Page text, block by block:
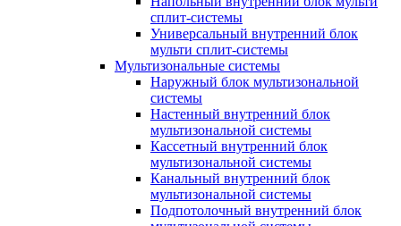
сплит-системы
Универсальный внутренний блок
мульти сплит-системы
Мультизональные системы
Наружный блок мультизональной
системы
Настенный внутренний блок
мультизональной системы
Кассетный внутренний блок
мультизональной системы
Канальный внутренний блок
мультизональной системы
Подпотолочный внутренний блок